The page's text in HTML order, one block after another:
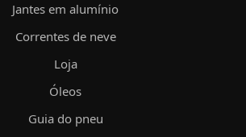
Jantes em alumínio
Correntes de neve
Loja
Óleos
Guia do pneu